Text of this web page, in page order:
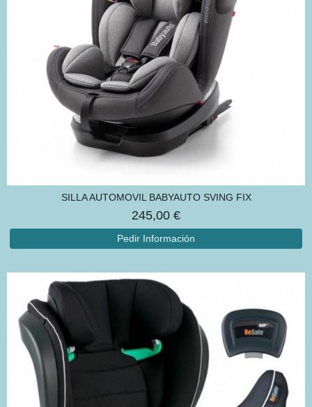
SILLA AUTOMOVIL BABYAUTO SVING FIX
245,00 €
Pedir Información